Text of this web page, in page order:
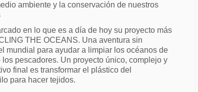
ambiente y la conservación de nuestros
en lo que es a día de hoy su proyecto más
THE OCEANS. Una aventura sin
mundial para ayudar a limpiar los océanos de
los pescadores. Un proyecto único, complejo y
final es transformar el plástico del
para hacer tejidos.